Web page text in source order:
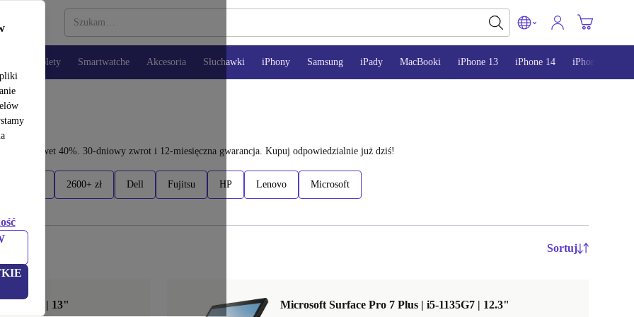
Tablety Smartwatche Akcesoria Słuchawki iPhony Samsung iPady MacBooki iPhone 13 iPhone 14 iPhone 15
nawet 40%. 30-dniowy zwrot i 12-miesięczna gwarancja. Kupuj odpowiedzialnie już dziś!
- 2600 zł 2600+ zł Dell Fujitsu HP Lenovo Microsoft
Sortuj
1140G7 | 13" Microsoft Surface Pro 7 Plus | i5-1135G7 | 12.3"